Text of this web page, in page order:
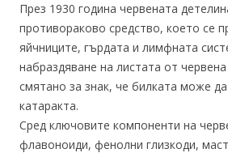
През 1930 година червената
противораково средство, което се
яйчниците, гърдата и лимфната
набраздяване на листата от
смятано за знак, че билката може
катаракта.
Сред ключовите компоненти на
флавоноиди, фенолни глизкоди,